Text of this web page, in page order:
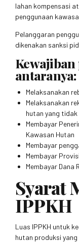
lahan kompensasi
penggunaan
Pelanggaran
dikenakan sanksi
Kewajiban
antaranya:
Melaksanakan
Melaksanakan
hutan yang tidak
Membayar
Kawasan Hutan
Membayar
Membayar
Membayar Dana
Syarat
IPPKH
Luas IPPKH untuk
hutan produksi